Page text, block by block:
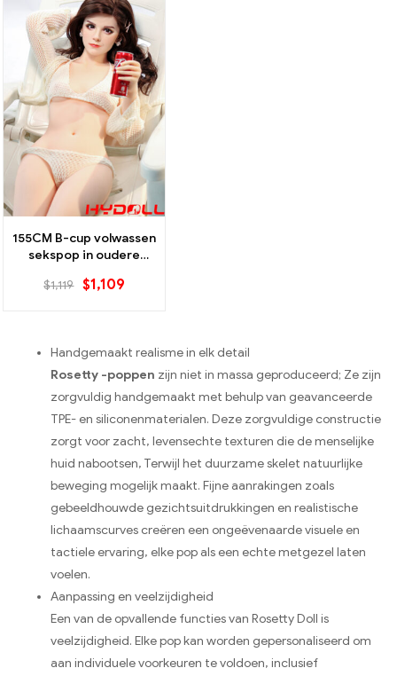
155CM B-cup volwassen
sekspop in oudere
$1,119 $1,109
Handgemaakt realisme in elk detail
Rosetty -poppen zijn niet in massa geproduceerd; Ze zijn
zorgvuldig handgemaakt met behulp van geavanceerde
TPE- en siliconenmaterialen. Deze zorgvuldige constructie
zorgt voor zacht, levensechte texturen die de menselijke
huid nabootsen, Terwijl het duurzame skelet natuurlijke
beweging mogelijk maakt. Fijne aanrakingen zoals
gebeeldhouwde gezichtsuitdrukkingen en realistische
lichaamscurves creëren een ongeëvenaarde visuele en
tactiele ervaring, elke pop als een echte metgezel laten
voelen.
Aanpassing en veelzijdigheid
Een van de opvallende functies van Rosetty Doll is
veelzijdigheid. Elke pop kan worden gepersonaliseerd om
aan individuele voorkeuren te voldoen, inclusief